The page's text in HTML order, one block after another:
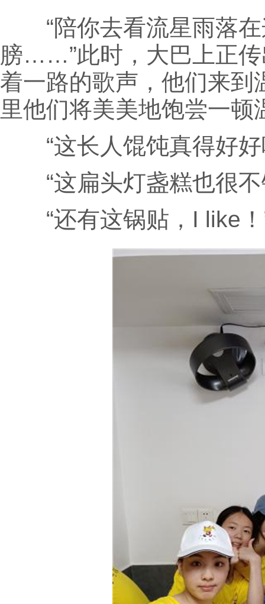
“陪你去看流星雨落在
膀……”此时，大巴上正传
着一路的歌声，他们来到
里他们将美美地饱尝一顿
“这长人馄饨真得好好
“这扁头灯盏糕也很不
“还有这锅贴，I like！